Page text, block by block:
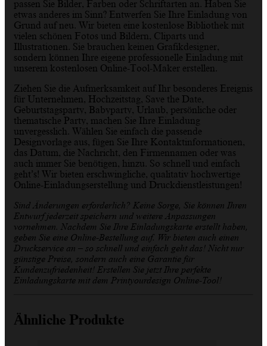
passen Sie Bilder, Farben oder Schriftarten an. Haben Sie
etwas anderes im Sinn? Entwerfen Sie Ihre Einladung von
Grund auf neu. Wir bieten eine kostenlose Bibliothek mit
vielen schönen Fotos und Bildern, Cliparts und
Illustrationen. Sie brauchen keinen Grafikdesigner,
sondern können Ihre eigene professionelle Einladung mit
unserem kostenlosen Online-Tool-Maker erstellen.
Ziehen Sie die Aufmerksamkeit auf Ihr besonderes Ereignis
für Unternehmen, Hochzeitstag, Save the Date,
Geburtstagsparty, Babyparty, Urlaub, persönliche oder
thematische Party, machen Sie Ihre Einladung
unvergesslich. Wählen Sie einfach die passende
Designvorlage aus, fügen Sie Ihre Kontaktinformationen,
das Datum, die Nachricht, den Firmennamen oder was
auch immer Sie benötigen, hinzu. So schnell und einfach
geht’s! Wir bieten erschwingliche, qualitativ hochwertige
Online-Einladungserstellung und Druckdienstleistungen!
Sind Änderungen erforderlich? Keine Sorge, Sie können Ihren
Entwurf jederzeit speichern und weitere Anpassungen
vornehmen. Nachdem Sie Ihre Einladungskarte erstellt haben,
geben Sie eine Online-Bestellung auf. Wir bieten auch einen
Druckservice an – so schnell und einfach geht das! Nicht nur
günstige Preise, sondern auch eine Garantie für
Kundenzufriedenheit! Erstellen Sie jetzt Ihre perfekte
Einladungskarte mit dem Printyourdesign Online-Tool!
Ähnliche Produkte